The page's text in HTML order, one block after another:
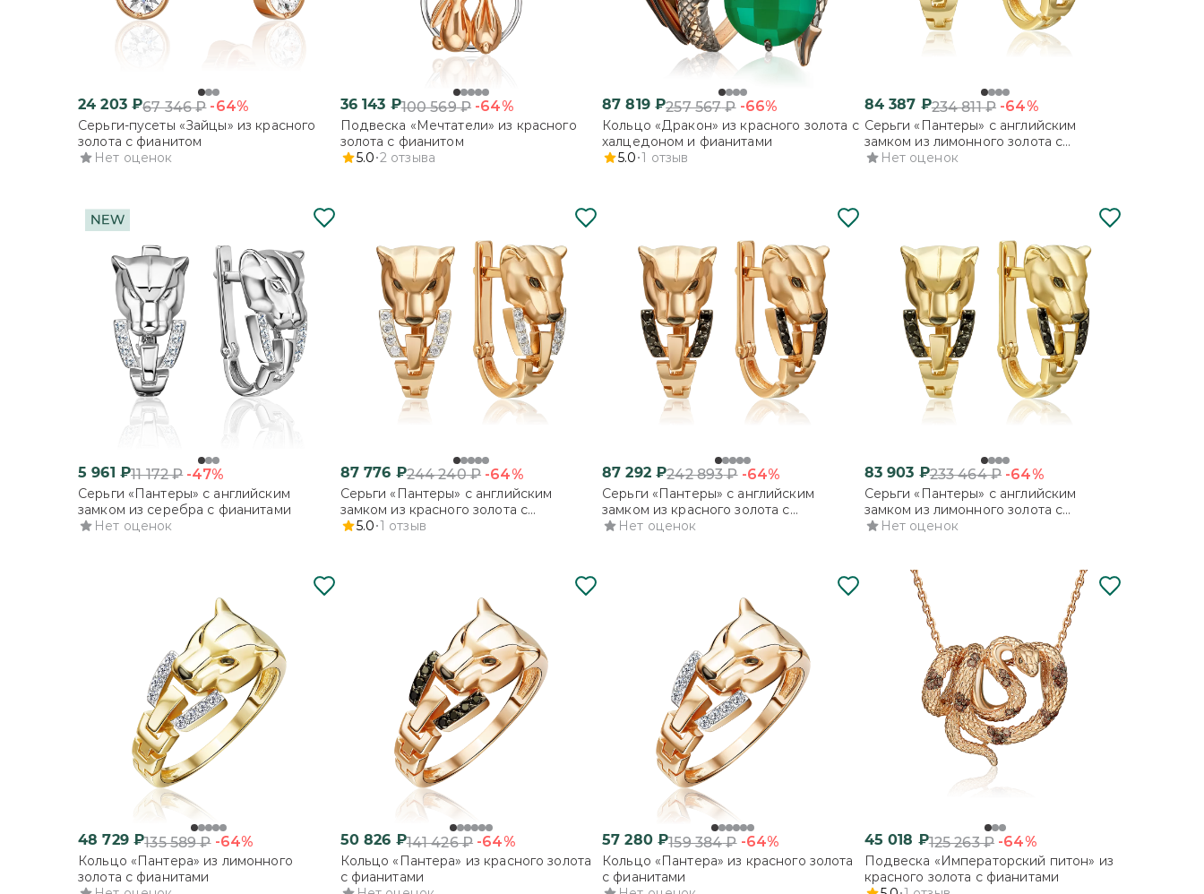
24 203₽67 346₽ -64%
Серьги-пусеты «Зайцы» из красного
золота с фианитом
Нет оценок
36 143 ₽100 569₽ -64%
Подвеска «Мечтатели» из красного
золота с фианитом
5.0 2 отзыва
87 819₽257 567₽ -66%
Кольцо «Дракон» из красного золота с
халцедоном и фианитами
5.0 1 отзыв
84 387 ₽234 811₽ -64%
Серьги «Пантеры» с английским
замком из лимонного золота с
фианитами
Нет оценок
5 961 ₽11 172₽ -47%
Серьги «Пантеры» с английским
замком из серебра с фианитами
Нет оценок
87 776 ₽244 240₽ -64%
Серьги «Пантеры» с английским
замком из красного золота с
фианитами
5.0 1 отзыв
87 292₽242 893₽ -64%
Серьги «Пантеры» с английским
замком из красного золота с
фианитами
Нет оценок
83 903 ₽233 464₽ -64%
Серьги «Пантеры» с английским
замком из лимонного золота с
фианитами
Нет оценок
48 729₽135 589₽ -64%
Кольцо «Пантера» из лимонного
золота с фианитами
50 826 ₽141 426₽ -64%
Кольцо «Пантера» из красного золота
с фианитами
57 280₽159 384₽ -64%
Кольцо «Пантера» из красного золота
с фианитами
45 018 ₽125 263₽ -64%
Подвеска «Императорский питон» из
красного золота с фианитами